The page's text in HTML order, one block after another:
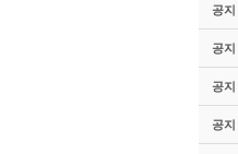
공지
공지
공지
공지